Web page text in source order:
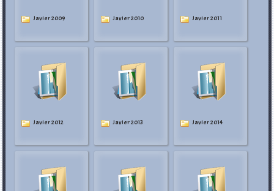
Javier 2009 Javier 2010 Javier 2011
Javier 2012 Javier 2013 Javier 2014